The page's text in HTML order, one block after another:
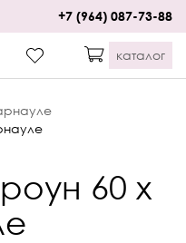
+7 (964) 087-73-88
каталог
60 x